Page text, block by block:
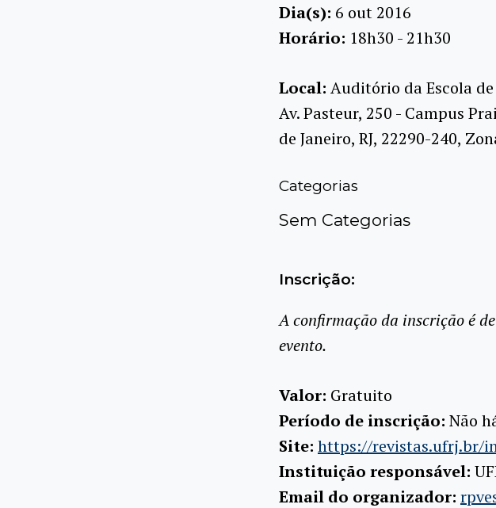
Dia(s): 6 out 2016
Horário: 18h30 - 21h30
Local: Auditório da Escola de
Av. Pasteur, 250 - Campus
de Janeiro, RJ, 22290-240,
Categorias
Sem Categorias
Inscrição:
A confirmação da inscrição é
evento.
Valor: Gratuito
Período de inscrição: Não
Site: https://revistas.ufrj.br/
Instituição responsável:
Email do organizador: